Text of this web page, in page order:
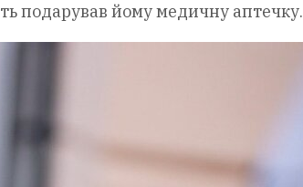
подарував йому медичну аптечку.